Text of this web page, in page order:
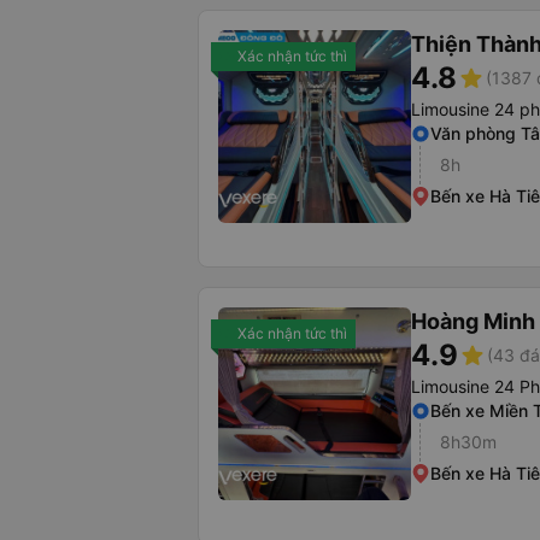
Xác nhận tức thì Thiện
4.8star (1387
Limousine 24
Văn phòng
8h
Bến xe Hà
Xác nhận tức thì Hoàng Minh
4.9star (43
Limousine 24
Bến xe Miền
8h30m
Bến xe Hà